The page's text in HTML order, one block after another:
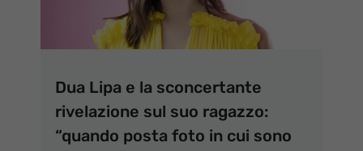
Dua Lipa e la sconcertante
rivelazione sul suo ragazzo:
“quando posta foto in cui sono